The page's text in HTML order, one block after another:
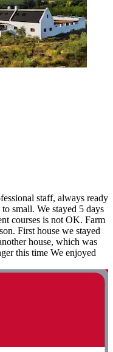
staff, always ready
small. We stayed 5 days
courses is not OK. Farm
First house we stayed
house, which was
this time We enjoyed